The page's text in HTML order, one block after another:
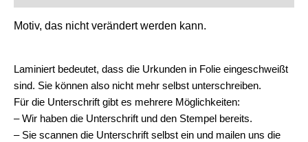
Motiv, das nicht verändert werden kann.
Laminiert bedeutet, dass die Urkunden in Folie eingeschweißt
sind. Sie können also nicht mehr selbst unterschreiben.
Für die Unterschrift gibt es mehrere Möglichkeiten:
– Wir haben die Unterschrift und den Stempel bereits.
– Sie scannen die Unterschrift selbst ein und mailen uns die